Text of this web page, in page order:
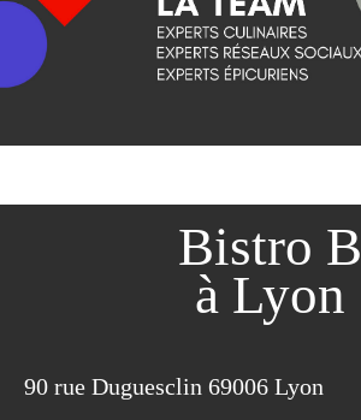
Bistro B
à Lyon
90 rue Duguesclin 69006 Lyon